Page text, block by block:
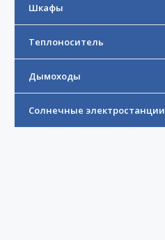
Шкафы
Теплоноситель
Дымоходы
Солнечные электростанции